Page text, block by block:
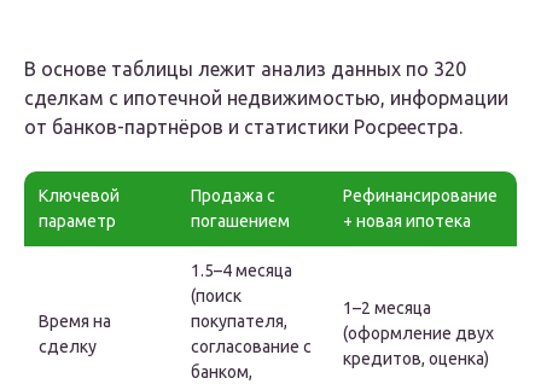
В основе таблицы лежит анализ данных по 320
сделкам с ипотечной недвижимостью, информации
от банков-партнёров и статистики Росреестра.
Ключевой
параметр
Продажа с
погашением
Рефинансирование
+ новая ипотека
Время на
сделку
1.5–4 месяца
(поиск
покупателя,
согласование с
банком,
1–2 месяца
(оформление двух
кредитов, оценка)